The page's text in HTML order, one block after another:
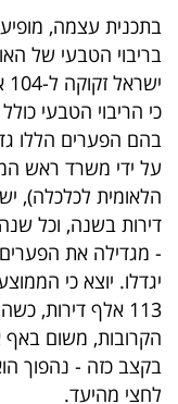
עקבו
אחרינו:
בריבוי הטבעי של
בהם הפערים הללו
על ידי משרד ראש
הלאומית לכלכלה),
דירות בשנה, וכל
113 אלף דירות,
הקרובות, משום
בקצב כזה - נהפוך
לחצי מהיעד.